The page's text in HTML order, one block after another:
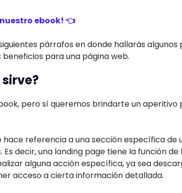
ebook! 👈
párrafos en donde hallarás algunos
para una página web.
pero sí queremos brindarte un aperitivo
hace referencia a una sección específica de
decir, una landing page tiene la función
alguna acción específica, ya sea
acceso a cierta información detallada.